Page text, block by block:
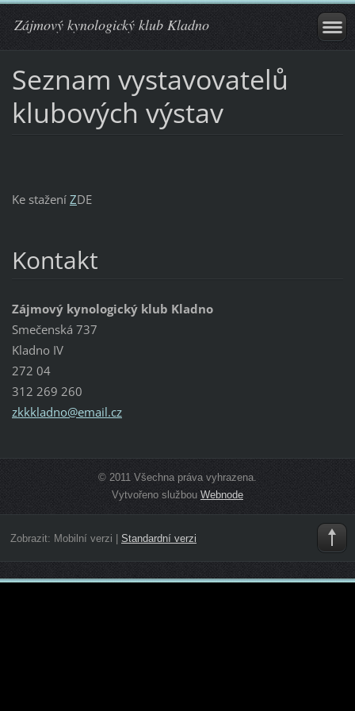
Zájmový kynologický klub Kladno
Seznam vystavovatelů
klubových výstav
Ke stažení ZDE
Kontakt
Zájmový kynologický klub Kladno
Smečenská 737
Kladno IV
272 04
312 269 260
zkkkladno@email.cz
© 2011 Všechna práva vyhrazena.
Vytvořeno službou Webnode
Zobrazit: Mobilní verzi Standardní verzi